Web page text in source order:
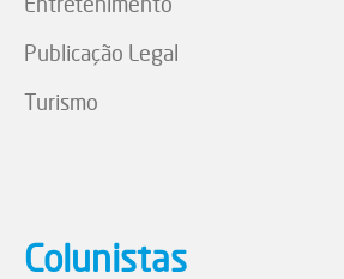
Publicação Legal
Turismo
Colunistas